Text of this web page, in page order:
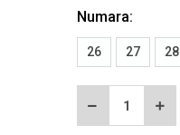
Numara:
26 27 28